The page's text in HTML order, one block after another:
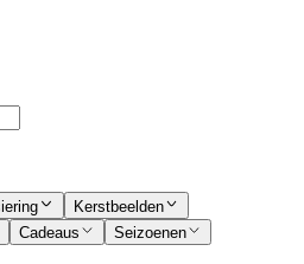
Kerstbeelden
Cadeaus Seizoenen